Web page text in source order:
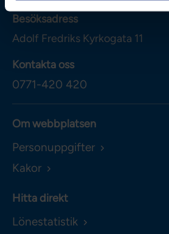
Besöksadress
Adolf Fredriks Kyrkogata 11
Kontakta oss
0771-420 420
Om webbplatsen
Personuppgifter
Kakor
Hitta direkt
Lönestatistik